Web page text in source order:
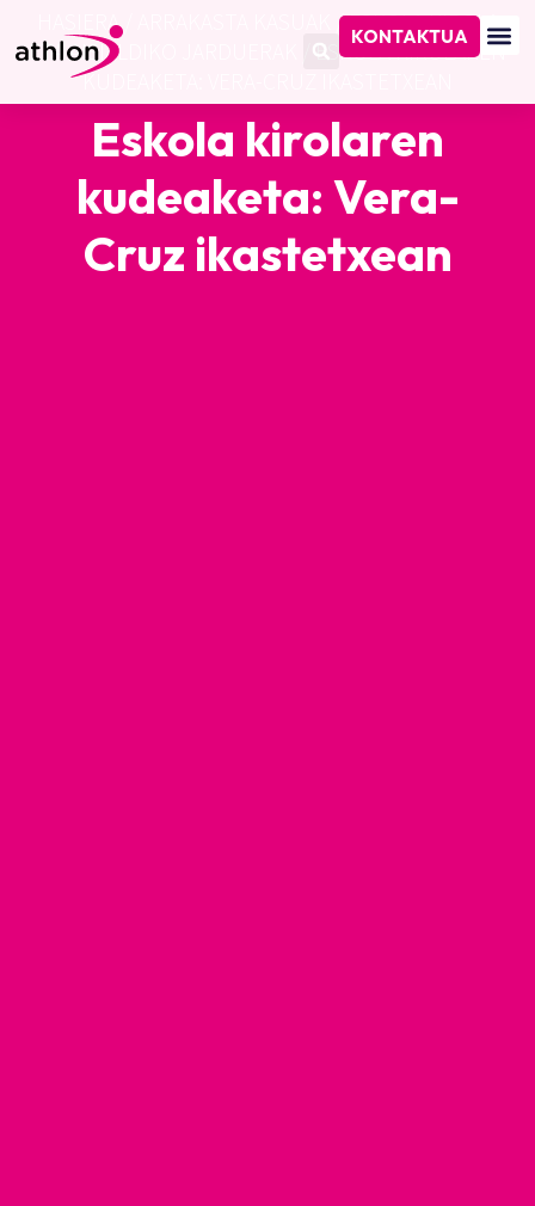
KONTAKTUA
HASIERA/ /ESKOLA KIROLA
ETA AISIALDIKO JARDUERAK
/ESKOLA KIROLAREN
KUDEAKETA: VERA-CRUZ IKASTETXEAN
Eskola kirolaren
kudeaketa: Vera-
Cruz ikastetxean